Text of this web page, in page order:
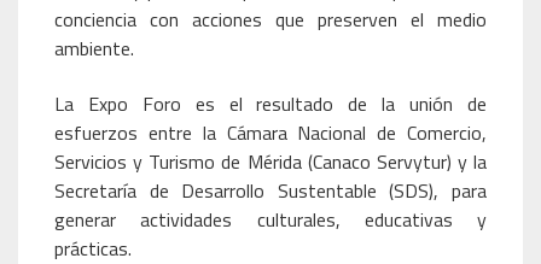
conciencia con acciones que preserven el medio
ambiente.
La Expo Foro es el resultado de la unión de
esfuerzos entre la Cámara Nacional de Comercio,
Servicios y Turismo de Mérida (Canaco Servytur) y la
Secretaría de Desarrollo Sustentable (SDS), para
generar actividades culturales, educativas y
prácticas.